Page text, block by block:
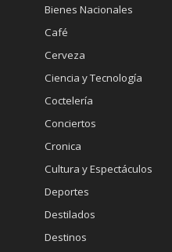
Bienes Nacionales
Café
Cerveza
Ciencia y Tecnología
Coctelería
Conciertos
Cronica
Cultura y Espectáculos
Deportes
Destilados
Destinos